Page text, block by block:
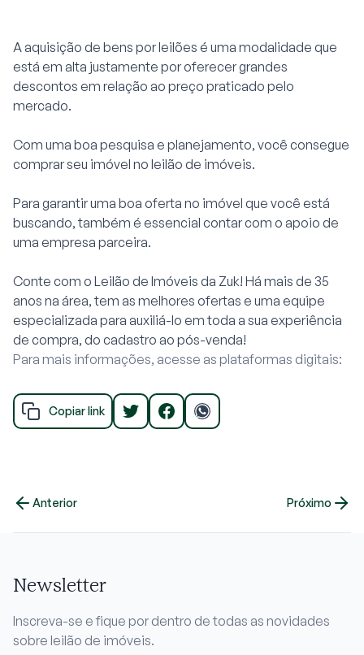
A aquisição de bens por leilões é uma modalidade que
está em alta justamente por oferecer grandes
descontos em relação ao preço praticado pelo
mercado.
Com uma boa pesquisa e planejamento, você consegue
comprar seu imóvel no leilão de imóveis.
Para garantir uma boa oferta no imóvel que você está
buscando, também é essencial contar com o apoio de
uma empresa parceira.
Conte com o Leilão de Imóveis da Zuk! Há mais de 35
anos na área, tem as melhores ofertas e uma equipe
especializada para auxiliá-lo em toda a sua experiência
de compra, do cadastro ao pós-venda!
Para mais informações, acesse as plataformas digitais:
Copiar link
Anterior Próximo
Newsletter
Inscreva-se e fique por dentro de todas as novidades
sobre leilão de imóveis.